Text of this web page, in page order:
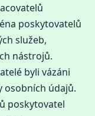
poskytovatelů
služeb,
nástrojů.
byli vázáni
osobních údajů.
poskytovatel